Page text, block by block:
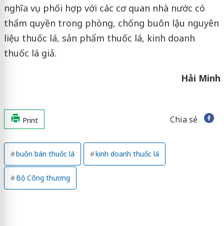
nghĩa vụ phối hợp với các cơ quan nhà nước có
thẩm quyền trong phòng, chống buôn lậu nguyên
liệu thuốc lá, sản phẩm thuốc lá, kinh doanh
thuốc lá giả.
Hải Minh
Print Chia sẻ
buôn bán thuốc lá kinh doanh thuốc lá
Bộ Công thương